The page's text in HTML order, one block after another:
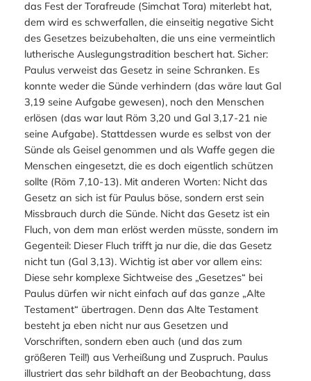
das Fest der Torafreude (Simchat Tora) miterlebt hat,
dem wird es schwerfallen, die einseitig negative Sicht
des Gesetzes beizubehalten, die uns eine vermeintlich
lutherische Auslegungstradition beschert hat. Sicher:
Paulus verweist das Gesetz in seine Schranken. Es
konnte weder die Sünde verhindern (das wäre laut Gal
3,19 seine Aufgabe gewesen), noch den Menschen
erlösen (das war laut Röm 3,20 und Gal 3,17-21 nie
seine Aufgabe). Stattdessen wurde es selbst von der
Sünde als Geisel genommen und als Waffe gegen die
Menschen eingesetzt, die es doch eigentlich schützen
sollte (Röm 7,10-13). Mit anderen Worten: Nicht das
Gesetz an sich ist für Paulus böse, sondern erst sein
Missbrauch durch die Sünde. Nicht das Gesetz ist ein
Fluch, von dem man erlöst werden müsste, sondern im
Gegenteil: Dieser Fluch trifft ja nur die, die das Gesetz
nichttun (Gal 3,13). Wichtig ist aber vor allem eins:
Diese sehr komplexe Sichtweise des „Gesetzes“ bei
Paulus dürfen wir nicht einfach auf das ganze „Alte
Testament“ übertragen. Denn das Alte Testament
besteht ja eben nicht nur aus Gesetzen und
Vorschriften, sondern eben auch (und das zum
größeren Teil!) aus Verheißung und Zuspruch. Paulus
illustriert das sehr bildhaft an der Beobachtung, dass